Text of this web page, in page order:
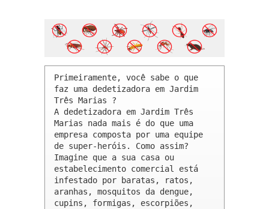
Primeiramente, você sabe o que
faz uma dedetizadora em Jardim
Três Marias ?
A dedetizadora em Jardim Três
Marias nada mais é do que uma
empresa composta por uma equipe
de super-heróis. Como assim?
Imagine que a sua casa ou
estabelecimento comercial está
infestado por baratas, ratos,
aranhas, mosquitos da dengue,
cupins, formigas, escorpiões,